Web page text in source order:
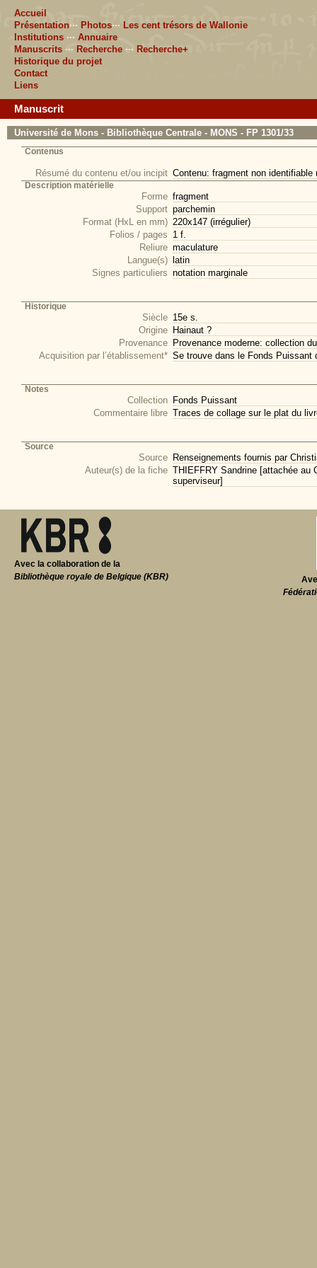
Accueil
Présentation··· Photos··· Les cent trésors de Wallonie
Institutions ··· Annuaire
Manuscrits ··· Recherche ··· Recherche+
Historique du projet
Contact
Liens
Manuscrit
Université de Mons - Bibliothèque Centrale - MONS - FP 1301/33
Contenus
Résumé du contenu et/ou incipit Contenu: fragment non identifiable
Description matérielle
Forme fragment
Support parchemin
Format (HxL en mm) 220x147 (irrégulier)
Folios / pages 1 f.
Reliure maculature
Langue(s)
latin
Signes particuliers notation marginale
Historique
Siècle 15e s.
Origine Hainaut ?
Provenance Provenance moderne: collection
Acquisition par l’établissement* Se trouve dans le Fonds Puissant
Notes
Collection Fonds Puissant
Commentaire libre Traces de collage sur le plat du
Source
Source Renseignements fournis par
Auteur(s) de la fiche THIEFFRY Sandrine [attachée au
superviseur]
Avec la collaboration de la
Bibliothèque royale de Belgique (KBR)